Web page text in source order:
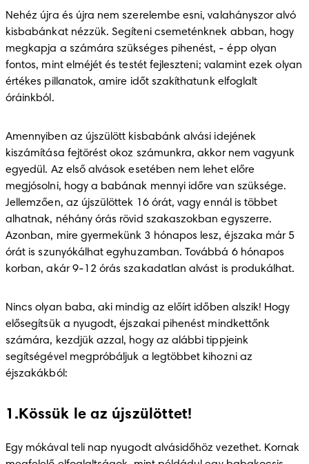
Nehéz újra és újra nem szerelembe esni, valahányszor alvó
kisbabánkat nézzük. Segíteni csemeténknek abban, hogy
megkapja a számára szükséges pihenést, - épp olyan
fontos, mint elméjét és testét fejleszteni; valamint ezek olyan
értékes pillanatok, amire időt szakíthatunk elfoglalt
óráinkból.
Amennyiben az újszülött kisbabánk alvási idejének
kiszámítása fejtörést okoz számunkra, akkor nem vagyunk
egyedül. Az első alvások esetében nem lehet előre
megjósolni, hogy a babának mennyi időre van szüksége.
Jellemzően, az újszülöttek 16 órát, vagy ennál is többet
alhatnak, néhány órás rövid szakaszokban egyszerre.
Azonban, mire gyermekünk 3 hónapos lesz, éjszaka már 5
órát is szunyókálhat egyhuzamban. Továbbá 6 hónapos
korban, akár 9-12 órás szakadatlan alvást is produkálhat.
Nincs olyan baba, aki mindig az előírt időben alszik! Hogy
elősegítsük a nyugodt, éjszakai pihenést mindkettőnk
számára, kezdjük azzal, hogy az alábbi tippjeink
segítségével megpróbáljuk a legtöbbet kihozni az
éjszakákból:
1.Kössük le az újszülöttet!
Egy mókával teli nap nyugodt alvásidőhöz vezethet. Kornak